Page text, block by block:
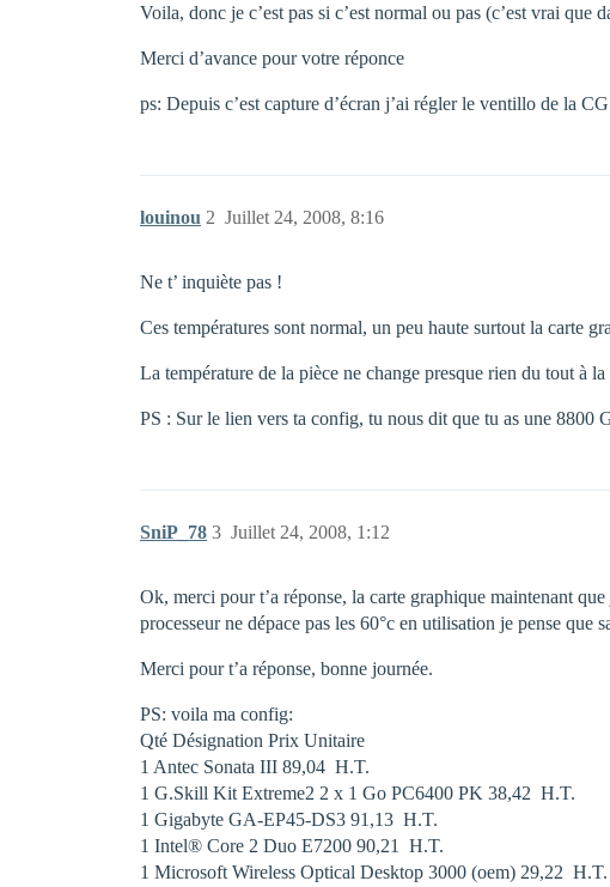
Voila, donc je c’est pas si c’est normal ou pas (c’est vrai que
Merci d’avance pour votre réponce
ps: Depuis c’est capture d’écran j’ai régler le ventillo de la
louinou Juillet 24, 2008, 8:16
2
Ne t’ inquiète pas !
Ces températures sont normal, un peu haute surtout la carte
La température de la pièce ne change presque rien du tout à
PS : Sur le lien vers ta config, tu nous dit que tu as une
SniP_78 Juillet 24, 2008, 1:12
3
Ok, merci pour t’a réponse, la carte graphique maintenant
processeur ne dépace pas les 60°c en utilisation je pense que
Merci pour t’a réponse, bonne journée.
PS: voila ma config:
Qté Désignation Prix Unitaire
1 Antec Sonata III 89,04  H.T.
1 G.Skill Kit Extreme2 2 x 1 Go PC6400 PK 38,42  H.T.
1 Gigabyte GA-EP45-DS3 91,13  H.T.
1 Intel® Core 2 Duo E7200 90,21  H.T.
1 Microsoft Wireless Optical Desktop 3000 (oem) 29,22  H.T.